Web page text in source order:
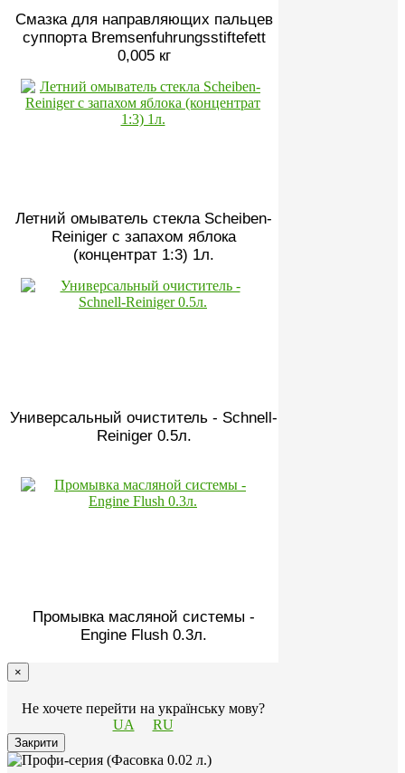
Смазка для направляющих пальцев
суппорта Bremsenfuhrungsstiftefett
0,005 кг
Летний омыватель стекла Scheiben-
Reiniger с запахом яблока
(концентрат 1:3) 1л.
Универсальный очиститель - Schnell-
Reiniger 0.5л.
Промывка масляной системы -
Engine Flush 0.3л.
×
Не хочете перейти на українську мову?
UA
RU
Закрити